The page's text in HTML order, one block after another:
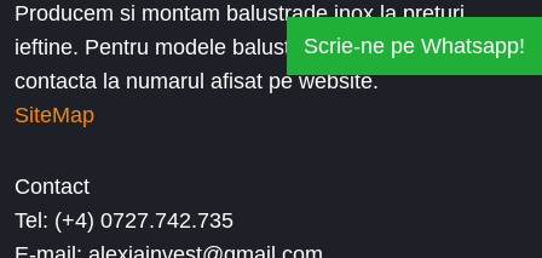
Producem si montam balustrade inox la preturi
ieftine. Pentru modele balustrade de inox, ne puteti
contacta la numarul afisat pe website.
SiteMap
Contact
Tel: (+4) 0727.742.735
Scrie-ne pe Whatsapp!